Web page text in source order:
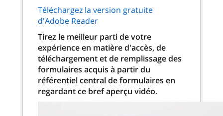
Téléchargez la version gratuite
d'Adobe Reader
Tirez le meilleur parti de votre
expérience en matière d'accès, de
téléchargement et de remplissage des
formulaires acquis à partir du
référentiel central de formulaires en
regardant ce bref aperçu vidéo.